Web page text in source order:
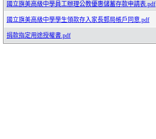
國立旗美高級中學員工辦理公教優惠儲蓄存款申請表.pdf
國立旗美高級中學學生領款存入家長郵局帳戶同意.pdf
捐款指定用途授權書.pdf